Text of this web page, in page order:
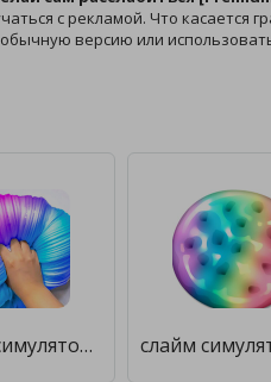
с рекламой. Что касается
версию или
Мягкий симулятор волшебной слизи: ASMR Slime Games [Полная версия]